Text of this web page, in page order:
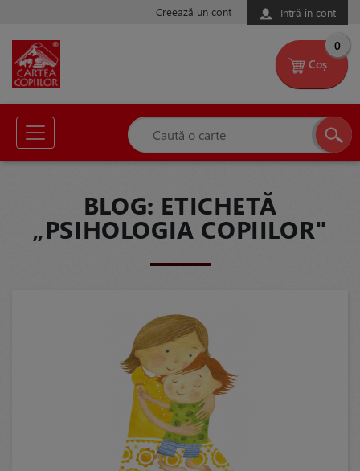
Creează un cont Intră în cont
Coș
0
BLOG: ETICHETĂ
„PSIHOLOGIA COPIILOR"